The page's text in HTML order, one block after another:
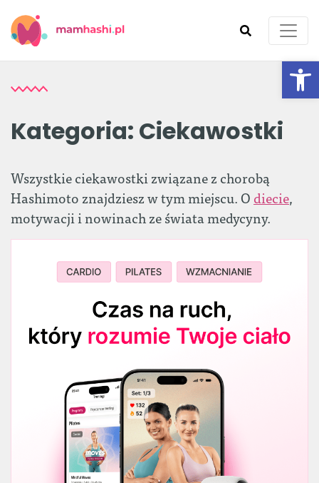
Kategoria: Ciekawostki
Wszystkie ciekawostki związane z chorobą
Hashimoto znajdziesz w tym miejscu. Odiecie,
motywacji i nowinach ze świata medycyny.